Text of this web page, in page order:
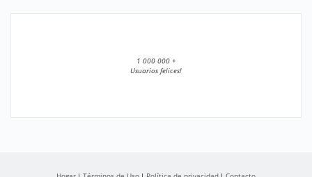
1 000 000 +
Usuarios felices!